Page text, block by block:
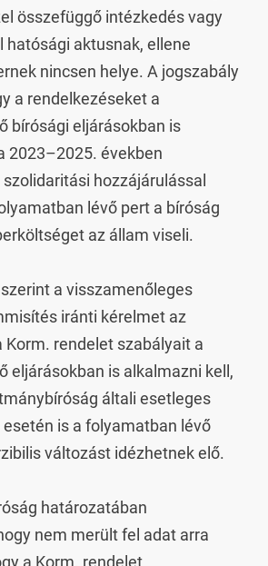
összefüggő intézkedés vagy
hatósági aktusnak, ellene
nincsen helye. A jogszabály
a rendelkezéseket a
bírósági eljárásokban is
2023–2025. években
hozzájárulással
lévő pert a bíróság
az állam viseli.
a visszamenőleges
iránti kérelmet az
Korm. rendelet szabályait a
eljárásokban is alkalmazni kell,
általi esetleges
is a folyamatban lévő
változást idézhetnek elő.
határozatában
nem merült fel adat arra
a Korm. rendelet